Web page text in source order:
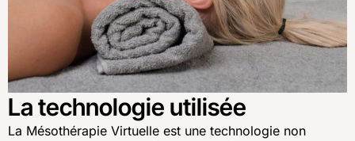
La technologie utilisée
La Mésothérapie Virtuelle est une technologie non